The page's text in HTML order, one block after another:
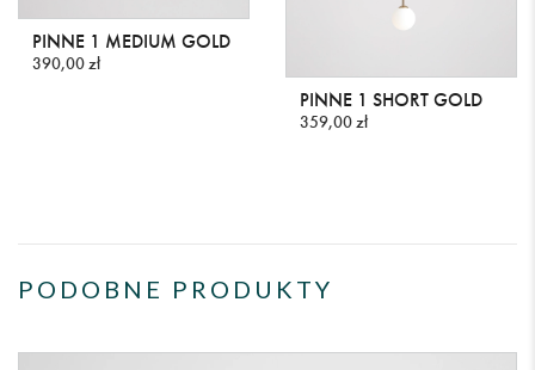
PINNE 1 MEDIUM GOLD
390,00 zł
PINNE 1 SHORT GOLD
359,00 zł
PODOBNE PRODUKTY